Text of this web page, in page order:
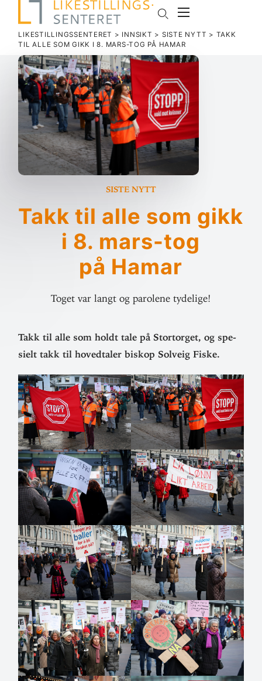
LIKESTILLINGSSENTERET > INNSIKT > SISTE NYTT > TAKK
TIL ALLE SOM GIKK I 8. MARS-TOG PÅ HAMAR
Siste nytt
Takk til alle som gikk
i 8. mars-tog
på Hamar
Toget var langt og parolene tydelige!
Takk til alle som holdt tale på Stor­torget, og spe­
sielt takk til hoved­taler biskop Solveig Fiske.